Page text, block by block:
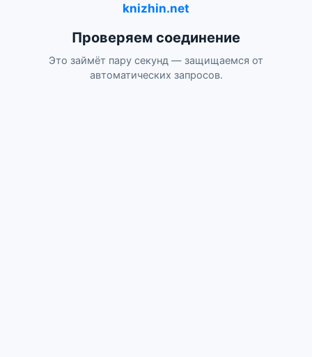
knizhin.net
Проверяем соединение
Это займёт пару секунд — защищаемся от
автоматических запросов.